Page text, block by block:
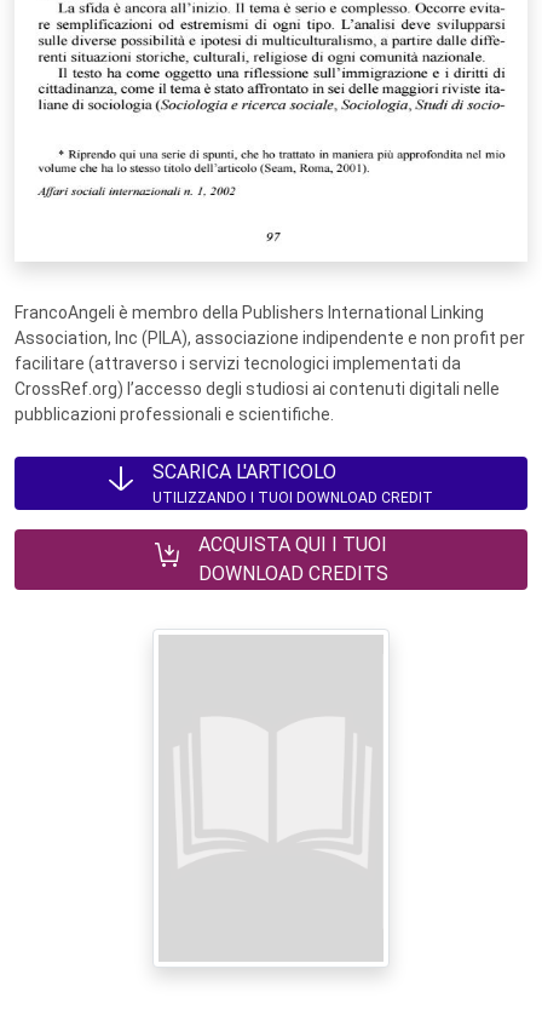
FrancoAngeli è membro della Publishers International Linking
Association, Inc (PILA), associazione indipendente e non profit per
facilitare (attraverso i servizi tecnologici implementati da
CrossRef.org) l’accesso degli studiosi ai contenuti digitali nelle
pubblicazioni professionali e scientifiche.
SCARICA L'ARTICOLO
UTILIZZANDO I TUOI DOWNLOAD CREDIT
ACQUISTA QUI I TUOI
DOWNLOAD CREDITS